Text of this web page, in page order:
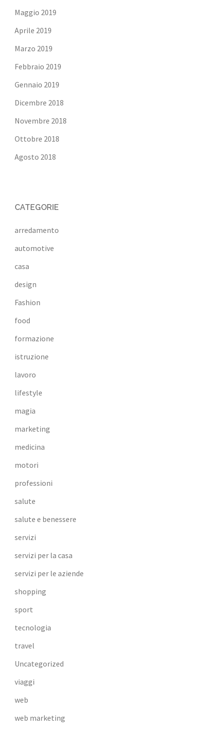
Maggio 2019
Aprile 2019
Marzo 2019
Febbraio 2019
Gennaio 2019
Dicembre 2018
Novembre 2018
Ottobre 2018
Agosto 2018
CATEGORIE
arredamento
automotive
casa
design
Fashion
food
formazione
istruzione
lavoro
lifestyle
magia
marketing
medicina
motori
professioni
salute
salute e benessere
servizi
servizi per la casa
servizi per le aziende
shopping
sport
tecnologia
travel
Uncategorized
viaggi
web
web marketing